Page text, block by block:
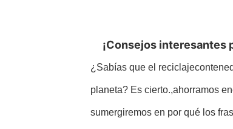
¡Consejos interesantes
¿Sabías que el reciclaje
planeta? Es cierto.,ahorramos
sumergiremos en por qué los